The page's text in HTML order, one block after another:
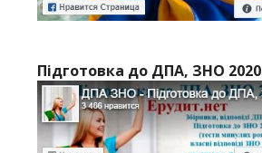
Підготовка до ДПА, ЗНО 2020